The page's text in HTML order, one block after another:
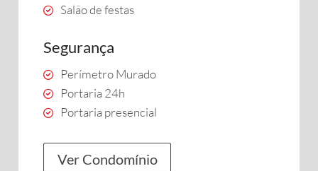
Salão de festas
Segurança
Perímetro Murado
Portaria 24h
Portaria presencial
Ver Condomínio